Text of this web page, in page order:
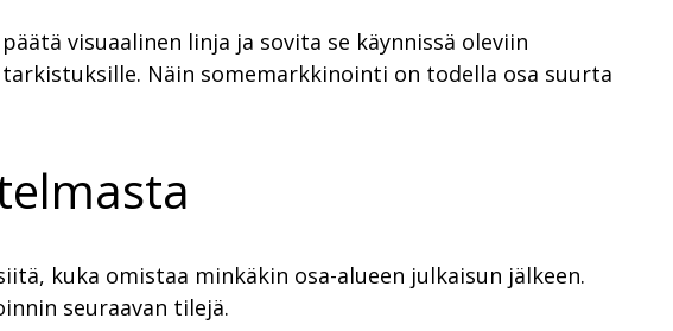
visuaalinen linja ja sovita se käynnissä oleviin
Näin somemarkkinointi on todella osa suurta
kuka omistaa minkäkin osa-alueen julkaisun jälkeen.
seuraavan tilejä.